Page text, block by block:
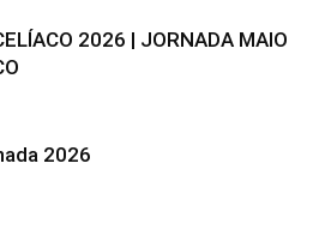
2026 | JORNADA MAIO
2026